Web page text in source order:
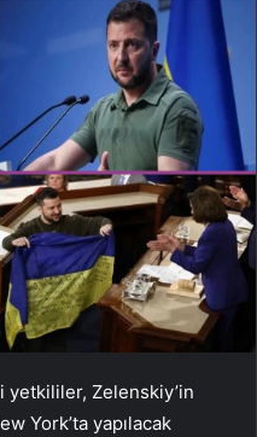
yetkililer, Zelenskiy’in
York’ta yapılacak